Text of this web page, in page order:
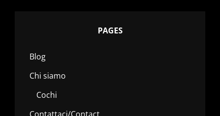
PAGES
Blog
Chi siamo
Cochi